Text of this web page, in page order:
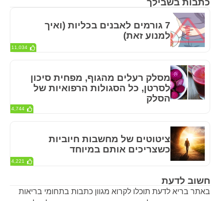
חשוב לדעת
באתר בריא לדעת תוכלו לקרוא מגוון כתבות בתחומי בריאות
כתבות בשבילך
7 גורמים לאבנים בכליות (ואיך
למנוע זאת)
11,034
מסלק רעלים מהגוף, מפחית סיכון
לסרטן, כל הסגולות הרפואיות של
הסלק
4,744
ציטוטים של מחשבות חיוביות
כשצריכים אותם במיוחד
4,221